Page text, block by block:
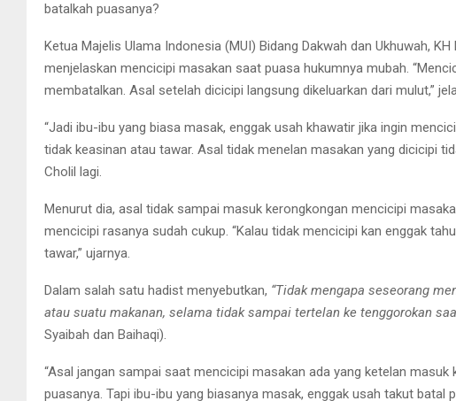
batalkah puasanya?
Ketua Majelis Ulama Indonesia (MUI) Bidang Dakwah dan Ukhuwah,
menjelaskan mencicipi masakan saat puasa hukumnya mubah.
membatalkan. Asal setelah dicicipi langsung dikeluarkan dari mulut,”
“Jadi ibu-ibu yang biasa masak, enggak usah khawatir jika ingin
tidak keasinan atau tawar. Asal tidak menelan masakan yang dicicipi
Cholil lagi.
Menurut dia, asal tidak sampai masuk kerongkongan mencicipi
mencicipi rasanya sudah cukup. “Kalau tidak mencicipi kan enggak
tawar,” ujarnya.
Dalam salah satu hadist menyebutkan, “Tidak mengapa seseorang
atau suatu makanan, selama tidak sampai tertelan ke tenggorokan
Syaibah dan Baihaqi).
“Asal jangan sampai saat mencicipi masakan ada yang ketelan masuk
puasanya. Tapi ibu-ibu yang biasanya masak, enggak usah takut batal